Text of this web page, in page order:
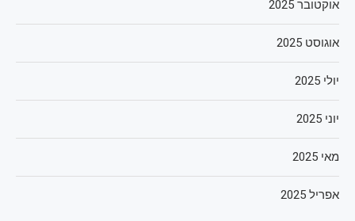
אוקטובר 2025
אוגוסט 2025
יולי 2025
יוני 2025
מאי 2025
אפריל 2025